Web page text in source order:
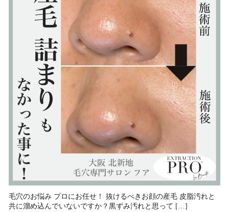
毛穴のお悩み プロにお任せ！ 抜けるべきお顔の産毛 皮脂汚れと
共に溜め込んでいないですか？⁡黒ずみ汚れと思って […]